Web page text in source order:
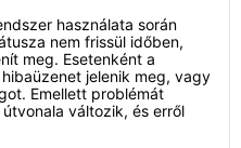
használata során
nem frissül időben,
meg. Esetenként a
jelenik meg, vagy
Emellett problémát
változik, és erről